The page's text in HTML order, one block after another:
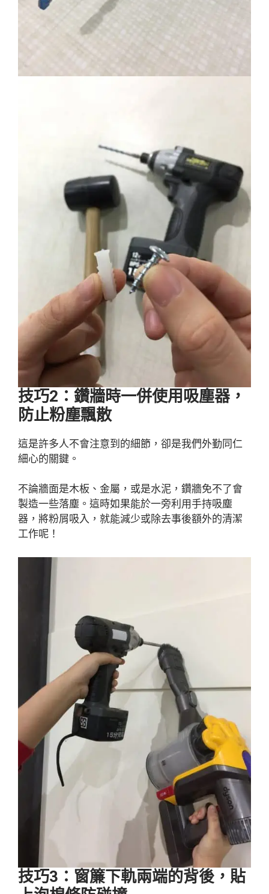
技巧2：鑽牆時一併使用吸塵器，
防止粉塵飄散
這是許多人不會注意到的細節，卻是我們外勤同仁
細心的關鍵。
不論牆面是木板、金屬，或是水泥，鑽牆免不了會
製造一些落塵。這時如果能於一旁利用手持吸塵
器，將粉屑吸入，就能減少或除去事後額外的清潔
工作呢！
技巧3：窗簾下軌兩端的背後，貼